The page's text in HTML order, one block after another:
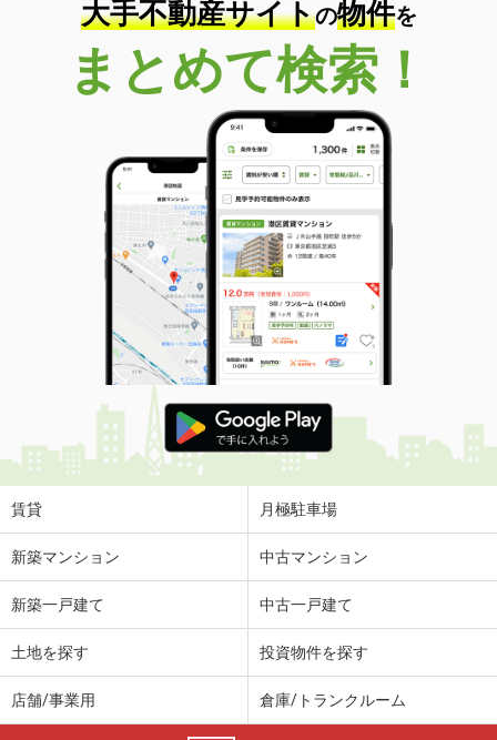
大手不動産サイトの物件を
まとめて検索！
賃貸 月極駐車場
新築マンション 中古マンション
新築一戸建て 中古一戸建て
土地を探す 投資物件を探す
店舗/事業用 倉庫/トランクルーム